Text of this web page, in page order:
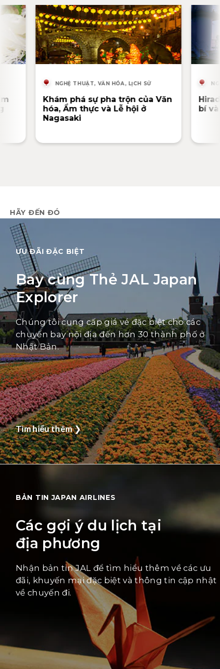
NGHỆ THUẬT, VĂN HÓA, LỊCH SỬ
Khám phá sự pha trộn của Văn
hóa, Ẩm thực và Lễ hội ở
Nagasaki
bí
HÃY ĐẾN ĐÓ
ƯU ĐÃI ĐẶC BIỆT
Bay cùng Thẻ JAL Japan
Explorer
Chúng tôi cung cấp giá vé đặc biệt cho các
chuyến bay nội địa đến hơn 30 thành phố ở
Nhật Bản.
Tìm hiểu thêm❯
BẢN TIN JAPAN AIRLINES
Các gợi ý du lịch tại
địa phương
Nhận bản tin JAL để tìm hiểu thêm về các ưu
đãi, khuyến mại đặc biệt và thông tin cập nhật
về chuyến đi.